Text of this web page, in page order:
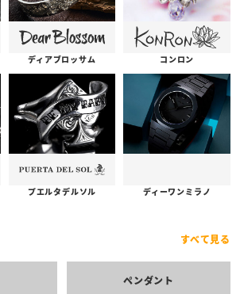
ディアブロッサム コンロン
プエルタデルソル ディーワンミラノ
すべて見る
ペンダント